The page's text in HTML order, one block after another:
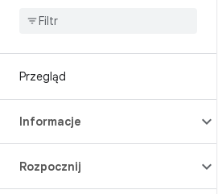
Przegląd
Informacje
Rozpocznij